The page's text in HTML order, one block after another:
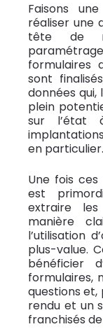
Faisons
réaliser une
tête de
formulaires
sont
données qui,
plein
sur l’état
en particulier.
Une fois
est
extraire
manière
l’utilisation
plus-value.
bénéficier
formulaires,
questions
rendu et un
franchisés